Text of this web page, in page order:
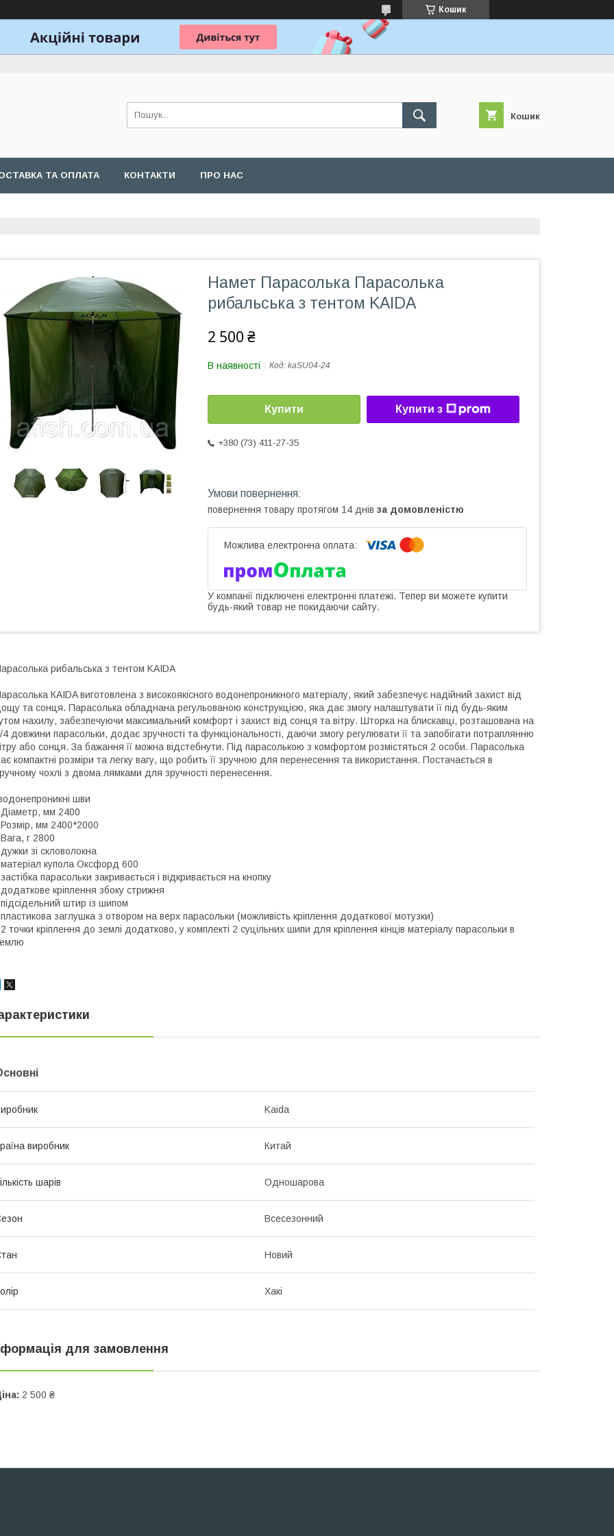
Кошик
Кошик
ТА ОПЛАТА КОНТАКТИ ПРО НАС
Намет Парасолька Парасолька
рибальська з тентом KAIDA
2 500 ₴
В наявності Код: kaSU04-24
Купити Купити з
+380 (73) 411-27-35
повернення товару протягом 14 днів за домовленістю
У компанії підключені електронні платежі. Тепер ви можете купити
будь-який товар не покидаючи сайту.
рибальська з тентом KAIDA
КAIDA виготовлена з високоякісного водонепроникного матеріалу, який забезпечує надійний захист від
та сонця. Парасолька обладнана регульованою конструкцією, яка дає змогу налаштувати її під будь-яким
нахилу, забезпечуючи максимальний комфорт і захист від сонця та вітру. Шторка на блискавці, розташована на
4 довжини парасольки, додає зручності та функціональності, даючи змогу регулювати її та запобігати потраплянню
або сонця. За бажання її можна відстебнути. Під парасолькою з комфортом розмістяться 2 особи. Парасолька
компактні розміри та легку вагу, що робить її зручною для перенесення та використання. Постачається в
чохлі з двома лямками для зручності перенесення.
шви
мм 2400
мм 2400*2000
г 2800
зі скловолокна
купола Оксфорд 600
парасольки закривається і відкривається на кнопку
кріплення збоку стрижня
штир із шипом
заглушка з отвором на верх парасольки (можливість кріплення додаткової мотузки)
точки кріплення до землі додатково, у комплекті 2 суцільних шипи для кріплення кінців матеріалу парасольки в
Kaida
виробник Китай
шарів Одношарова
Всесезонний
Новий
Хакі
для замовлення
2 500 ₴